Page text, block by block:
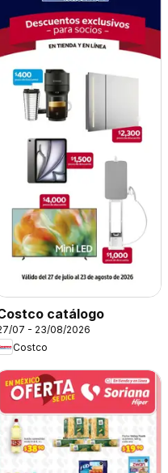
catálogo
07 - 23/08/2026
Costco